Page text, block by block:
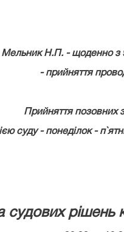
Н.П. - щоденно з
- прийняття
Прийняття позовних
суду - понеділок -
судових рішень